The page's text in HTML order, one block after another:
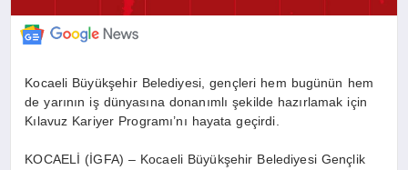
Kocaeli Büyükşehir Belediyesi, gençleri hem bugünün hem
de yarının iş dünyasına donanımlı şekilde hazırlamak için
Kılavuz Kariyer Programı’nı hayata geçirdi.
KOCAELİ (İGFA) – Kocaeli Büyükşehir Belediyesi Gençlik